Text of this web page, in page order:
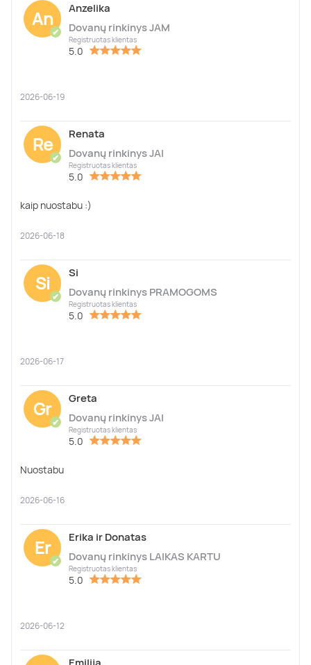
An
✔
Anzelika
Dovanų rinkinys JAM
Registruotas klientas
5.0
2026-06-19
Re
✔
Renata
Dovanų rinkinys JAI
Registruotas klientas
5.0
kaip nuostabu :)
2026-06-18
Si
✔
Si
Dovanų rinkinys PRAMOGOMS
Registruotas klientas
5.0
2026-06-17
Gr
✔
Greta
Dovanų rinkinys JAI
Registruotas klientas
5.0
Nuostabu
2026-06-16
Er
✔
Erika ir Donatas
Dovanų rinkinys LAIKAS KARTU
Registruotas klientas
5.0
2026-06-12